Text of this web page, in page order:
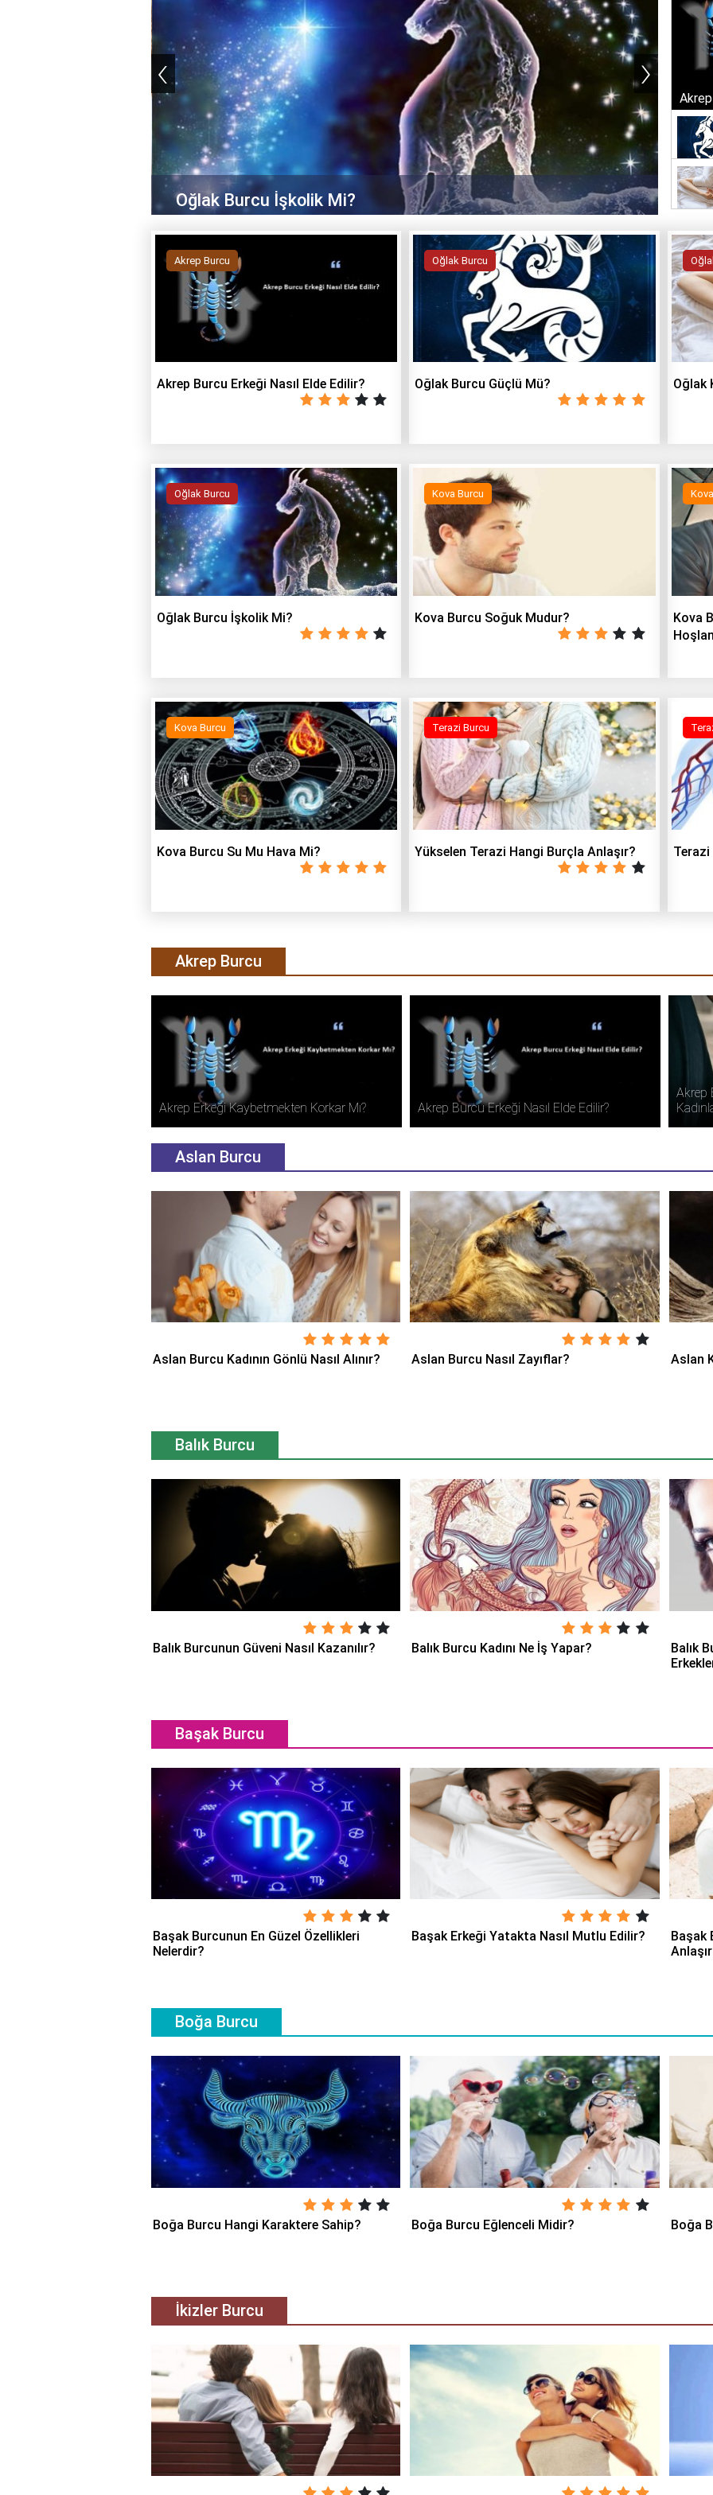
Oğlak Burcu İşkolik Mi?
‹ ›
Akrep Burcu
Akrep Burcu Erkeği Nasıl Elde Edilir?
Oğlak Burcu
Oğlak Burcu Güçlü Mü? Oğlak
Oğlak Burcu
Oğlak Burcu İşkolik Mi?
Kova Burcu
Kova Burcu Soğuk Mudur?
Kova
Kova Burcu
Kova Burcu Su Mu Hava Mi?
Terazi Burcu
Yükselen Terazi Hangi Burçla Anlaşır? Terazi
Akrep Burcu
Akrep Burcu Erkeği Nasıl Elde Edilir?
Akrep Burcu Erkeği Fiziksel Olarak Nasıl
Kadınlardan Hoşlanır?
Akrep
Aslan Burcu
Aslan Burcu Kadının Gönlü Nasıl Alınır? Aslan Burcu Nasıl Zayıflar? Aslan
Balık Burcu
Balık Burcunun Güveni Nasıl Kazanılır? Balık Burcu Kadını Ne İş Yapar?
Balık
Başak Burcu
Başak Burcunun En Güzel Özellikleri
Nelerdir?
Başak Erkeği Yatakta Nasıl Mutlu Edilir?
Başak
Boğa Burcu
Boğa Burcu Hangi Karaktere Sahip? Boğa Burcu Eğlenceli Midir? Boğa
İkizler Burcu